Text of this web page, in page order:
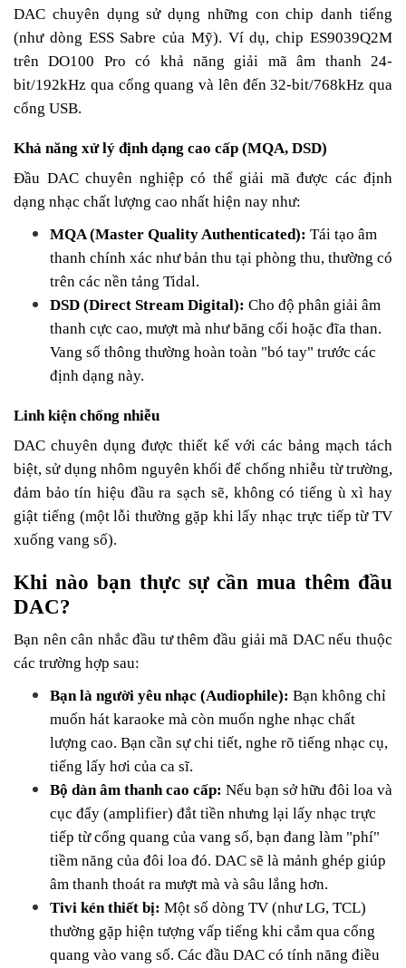
DAC chuyên dụng sử dụng những con chip danh tiếng
(như dòng ESS Sabre của Mỹ). Ví dụ, chip ES9039Q2M
trên DO100 Pro có khả năng giải mã âm thanh 24-
bit/192kHz qua cổng quang và lên đến 32-bit/768kHz qua
cổng USB.
Khả năng xử lý định dạng cao cấp (MQA, DSD)
Đầu DAC chuyên nghiệp có thể giải mã được các định
dạng nhạc chất lượng cao nhất hiện nay như:
MQA (Master Quality Authenticated): Tái tạo âm
thanh chính xác như bản thu tại phòng thu, thường có
trên các nền tảng Tidal.
DSD (Direct Stream Digital): Cho độ phân giải âm
thanh cực cao, mượt mà như băng cối hoặc đĩa than.
Vang số thông thường hoàn toàn "bó tay" trước các
định dạng này.
Linh kiện chống nhiễu
DAC chuyên dụng được thiết kế với các bảng mạch tách
biệt, sử dụng nhôm nguyên khối để chống nhiễu từ trường,
đảm bảo tín hiệu đầu ra sạch sẽ, không có tiếng ù xì hay
giật tiếng (một lỗi thường gặp khi lấy nhạc trực tiếp từ TV
xuống vang số).
Khi nào bạn thực sự cần mua thêm đầu
DAC?
Bạn nên cân nhắc đầu tư thêm đầu giải mã DAC nếu thuộc
các trường hợp sau:
Bạn là người yêu nhạc (Audiophile): Bạn không chỉ
muốn hát karaoke mà còn muốn nghe nhạc chất
lượng cao. Bạn cần sự chi tiết, nghe rõ tiếng nhạc cụ,
tiếng lấy hơi của ca sĩ.
Bộ dàn âm thanh cao cấp: Nếu bạn sở hữu đôi loa và
cục đẩy (amplifier) đắt tiền nhưng lại lấy nhạc trực
tiếp từ cổng quang của vang số, bạn đang làm "phí"
tiềm năng của đôi loa đó. DAC sẽ là mảnh ghép giúp
âm thanh thoát ra mượt mà và sâu lắng hơn.
Tivi kén thiết bị: Một số dòng TV (như LG, TCL)
thường gặp hiện tượng vấp tiếng khi cắm qua cổng
quang vào vang số. Các đầu DAC có tính năng điều